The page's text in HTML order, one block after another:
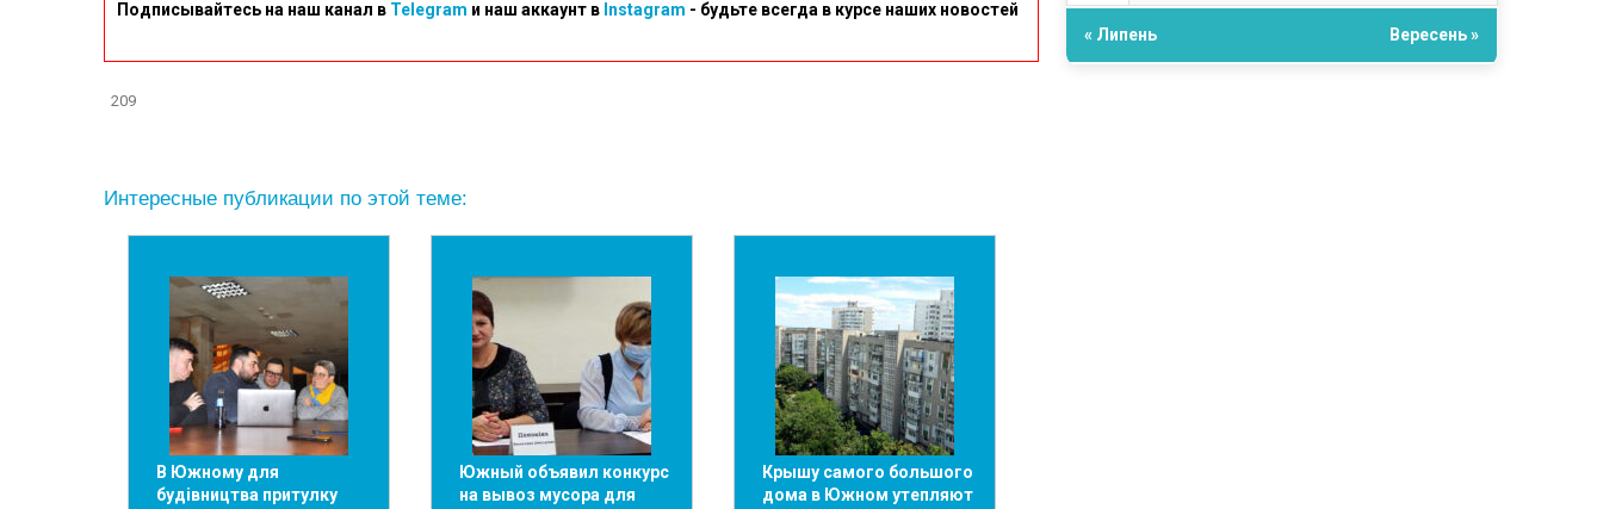
Подписывайтесь на наш канал в Telegram и наш аккаунт в Instagram - будьте всегда в курсе наших новостей
209
Интересные публикации по этой теме:
В Южному для
будівництва притулку
Южный объявил конкурс
на вывоз мусора для
Крышу самого большого
дома в Южном утепляют
« Липень Вересень »